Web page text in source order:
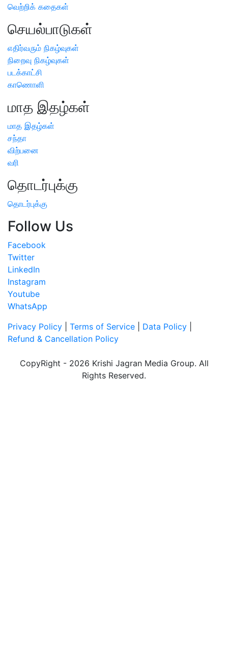
வெற்றிக் கதைகள்
செயல்பாடுகள்
எதிர்வரும் நிகழ்வுகள்
நிறைவு நிகழ்வுகள்
படக்காட்சி
காணொளி
மாத இதழ்கள்
மாத இதழ்கள்
சந்தா
விற்பனை
வரி
தொடர்புக்கு
தொடர்புக்கு
Follow Us
Facebook
Twitter
LinkedIn
Instagram
Youtube
WhatsApp
Privacy Policy
Terms of Service Data Policy
Refund & Cancellation Policy
CopyRight - 2026 Krishi Jagran Media Group. All
Rights Reserved.